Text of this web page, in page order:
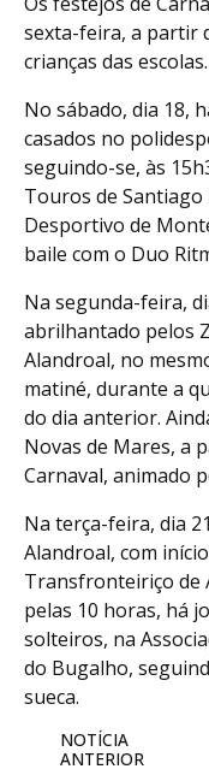
sexta-feira, a partir
crianças das escolas.
No sábado, dia 18,
casados no
seguindo-se, às
Touros de
Desportivo de
baile com o Duo
Na segunda-feira,
abrilhantado pelos
Alandroal, no
matiné, durante a
do dia anterior.
Novas de Mares, a
Carnaval, animado
Na terça-feira, dia
Alandroal, com
Transfronteiriço de
pelas 10 horas, há
solteiros, na
do Bugalho,
sueca.
NOTÍCIA
ANTERIOR